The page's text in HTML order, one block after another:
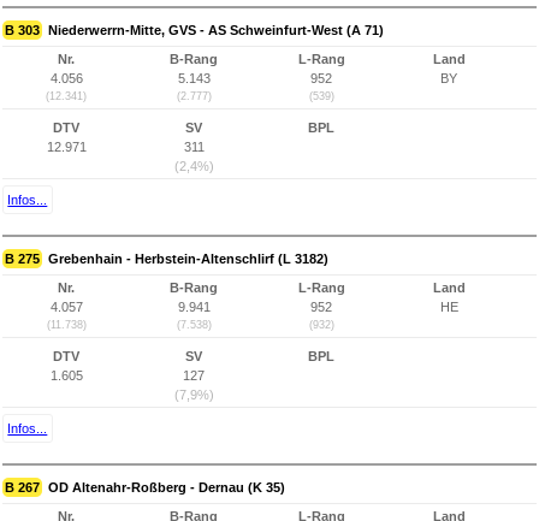
B 303 Niederwerrn-Mitte, GVS - AS Schweinfurt-West (A 71)
Nr.
4.056
(12.341)
B-Rang
5.143
(2.777)
L-Rang
952
(539)
Land
BY
DTV
12.971
SV
311
(2,4%)
BPL
Infos...
B 275 Grebenhain - Herbstein-Altenschlirf (L 3182)
Nr.
4.057
(11.738)
B-Rang
9.941
(7.538)
L-Rang
952
(932)
Land
HE
DTV
1.605
SV
127
(7,9%)
BPL
Infos...
B 267 OD Altenahr-Roßberg - Dernau (K 35)
Nr.
B-Rang
L-Rang
Land